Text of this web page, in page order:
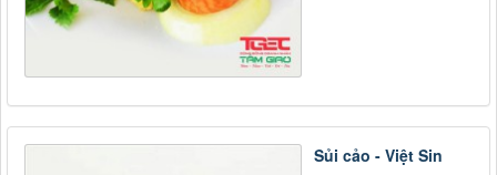
Sủi cảo - Việt Sin